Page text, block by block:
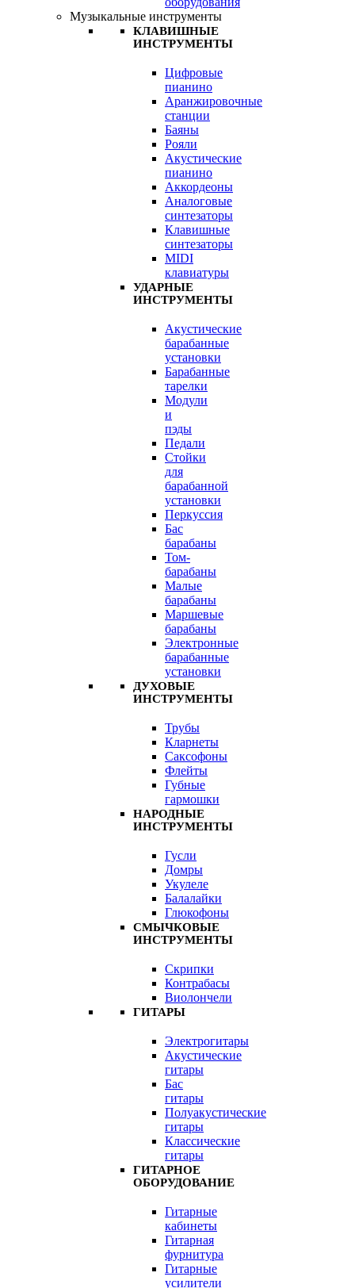
Музыкальные инструменты
КЛАВИШНЫЕ
ИНСТРУМЕНТЫ
Цифровые
пианино
Аранжировочные
станции
Баяны
Рояли
Акустические
пианино
Аккордеоны
Аналоговые
синтезаторы
Клавишные
синтезаторы
MIDI
клавиатуры
УДАРНЫЕ
ИНСТРУМЕНТЫ
Акустические
барабанные
установки
Барабанные
тарелки
Модули
и
пэды
Педали
Стойки
для
барабанной
установки
Перкуссия
Бас
барабаны
Том-
барабаны
Малые
барабаны
Маршевые
барабаны
Электронные
барабанные
установки
ДУХОВЫЕ
ИНСТРУМЕНТЫ
Трубы
Кларнеты
Саксофоны
Флейты
Губные
гармошки
НАРОДНЫЕ
ИНСТРУМЕНТЫ
Гусли
Домры
Укулеле
Балалайки
Глюкофоны
СМЫЧКОВЫЕ
ИНСТРУМЕНТЫ
Скрипки
Контрабасы
Виолончели
ГИТАРЫ
Электрогитары
Акустические
гитары
Бас
гитары
Полуакустические
гитары
Классические
гитары
ГИТАРНОЕ
ОБОРУДОВАНИЕ
Гитарные
кабинеты
Гитарная
фурнитура
Гитарные
усилители